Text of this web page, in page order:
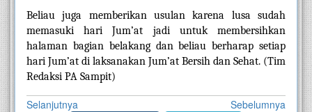
Beliau juga memberikan usulan karena lusa sudah
memasuki hari Jum’at jadi untuk membersihkan
halaman bagian belakang dan beliau berharap setiap
hari Jum’at di laksanakan Jum’at Bersih dan Sehat. (Tim
Redaksi PA Sampit)
Selanjutnya Sebelumnya